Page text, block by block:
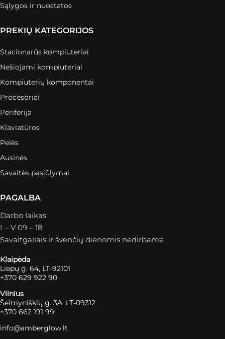
Sąlygos ir nuostatos
PREKIŲ KATEGORIJOS
Stacionarūs kompiuteriai
Nešiojami kompiuteriai
Kompiuterių komponentai
Procesoriai
Periferija
Klaviatūros
Pelės
Ausinės
Savaitės pasiūlymai
PAGALBA
Darbo laikas:
I – V 09 – 18
Savaitgaliais ir švenčių dienomis nedirbame
Klaipėda
Liepų g. 64, LT-92101
+370 629 922 90
Vilnius
Šeimyniškių g. 3A, LT-09312
+370 662 191 99
info@amberglow.lt